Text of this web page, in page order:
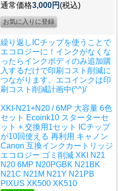
通常価格3,000円 (税込)
繰り返しICチップを使うことで
エコロジーに！インクがなくな
ったらインクボディのみ追加購
入するだけで印刷コスト削減に
つながります。エコインクは印
刷コスト削減計画中(^^)/
XKI-N21+N20 / 6MP 大容量 6色
セット Ecoink10 スターターセ
ット + 交換用1セット ICチップ
が10回使える 再利用 キャノン
Canon 互換インクカートリッジ
エコロジー ゴミ削減 XKI N21
N20 6MP N20PGBK N21BK
N21C N21M N21Y N21PB
PIXUS XK500 XK510